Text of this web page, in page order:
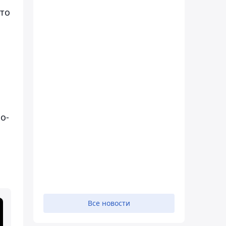
Все новости